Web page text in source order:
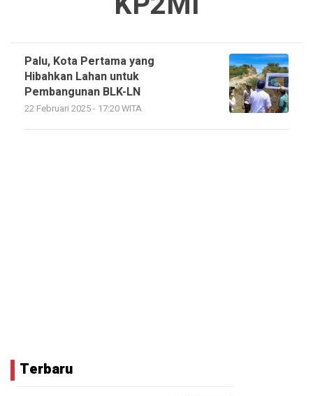
Palu, Kota Pertama yang
Hibahkan Lahan untuk
Pembangunan BLK-LN
22 Februari 2025 - 17:20 WITA
Terbaru